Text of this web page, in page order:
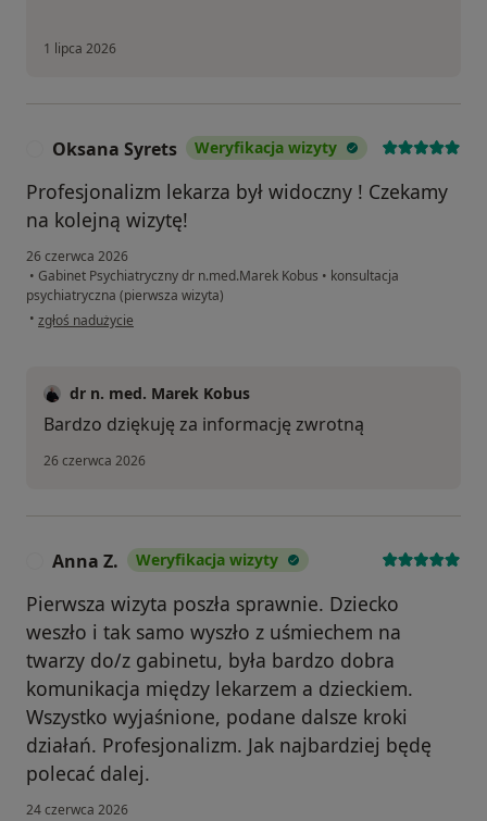
1 lipca 2026
Oksana Syrets Weryfikacja wizyty
Profesjonalizm lekarza był widoczny ! Czekamy
na kolejną wizytę!
26 czerwca 2026
• Gabinet Psychiatryczny dr n.med.Marek Kobus • konsultacja
psychiatryczna (pierwsza wizyta)
• w opinii użytkownika Oksana Syrets
zgłoś nadużycie
dr n. med. Marek Kobus
Bardzo dziękuję za informację zwrotną
26 czerwca 2026
Anna Z. Weryfikacja wizyty
Pierwsza wizyta poszła sprawnie. Dziecko
weszło i tak samo wyszło z uśmiechem na
twarzy do/z gabinetu, była bardzo dobra
komunikacja między lekarzem a dzieckiem.
Wszystko wyjaśnione, podane dalsze kroki
działań. Profesjonalizm. Jak najbardziej będę
polecać dalej.
24 czerwca 2026